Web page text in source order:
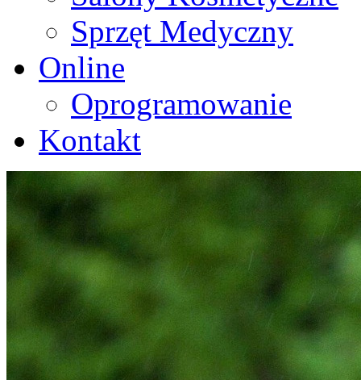
Sprzęt Medyczny
Online
Oprogramowanie
Kontakt